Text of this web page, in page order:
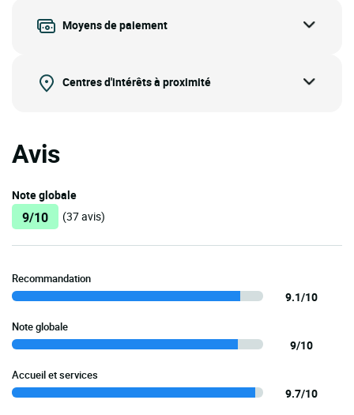
Moyens de paiement
Centres d'intérêts à proximité
Avis
Note globale
9/10 (37 avis)
Recommandation
9.1/10
Note globale
9/10
Accueil et services
9.7/10